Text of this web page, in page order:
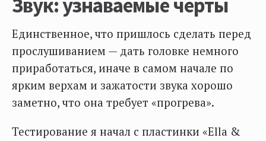
Звук: узнаваемые черты
Единственное, что пришлось сделать перед
прослушиванием — дать головке немного
приработаться, иначе в самом начале по
ярким верхам и зажатости звука хорошо
заметно, что она требует «прогрева».
Тестирование я начал с пластинки «Ella &